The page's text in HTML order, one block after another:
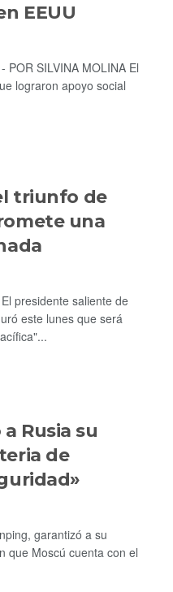
EEUU
POR SILVINA MOLINA El
lograron apoyo social
triunfo de
una
presidente saliente de
este lunes que será
Rusia su
de
garantizó a su
que Moscú cuenta con el